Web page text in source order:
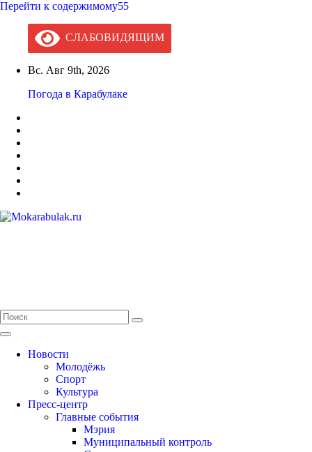
Перейти к содержимому55
СЛАБОВИДЯЩИМ
Вс. Авг 9th, 2026
Погода в Карабулаке
Новости
Молодёжь
Спорт
Культура
Пресс-центр
Главные события
Мэрия
Муниципальный контроль